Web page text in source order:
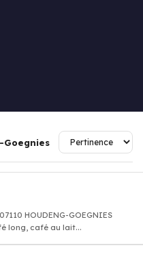
Goegnies
HOUDENG-GOEGNIES
long, café au lait...